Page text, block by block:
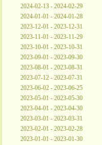
2024-02-13 - 2024-02-29
2024-01-01 - 2024-01-28
2023-12-01 - 2023-12-31
2023-11-01 - 2023-11-29
2023-10-01 - 2023-10-31
2023-09-01 - 2023-09-30
2023-08-01 - 2023-08-31
2023-07-12 - 2023-07-31
2023-06-02 - 2023-06-25
2023-05-01 - 2023-05-30
2023-04-01 - 2023-04-30
2023-03-01 - 2023-03-31
2023-02-01 - 2023-02-28
2023-01-01 - 2023-01-30